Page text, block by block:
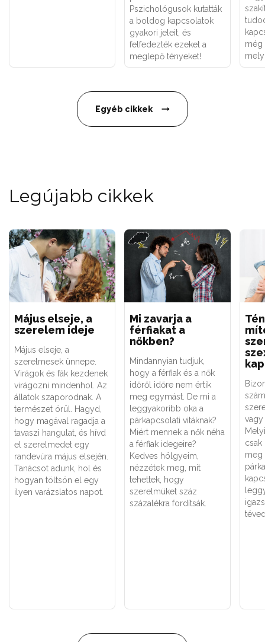
Pszichológusok kutatták
a boldog kapcsolatok
gyakori jeleit, és
felfedezték ezeket a
meglepő tényeket!
még
Egyéb cikkek
Legújabb cikkek
Május elseje, a
szerelem ideje
Május elseje, a
szerelmesek ünnepe.
Virágok és fák kezdenek
virágozni mindenhol. Az
állatok szaporodnak. A
természet örül. Hagyd,
hogy magával ragadja a
tavaszi hangulat, és hívd
el szerelmedet egy
randevúra május elsején.
Tanácsot adunk, hol és
hogyan töltsön el egy
ilyen varázslatos napot.
Mi zavarja a
férfiakat a
nőkben?
Mindannyian tudjuk,
hogy a férfiak és a nők
időről időre nem értik
meg egymást. De mi a
leggyakoribb oka a
párkapcsolati vitáknak?
Miért mennek a nők néha
a férfiak idegeire?
Kedves hölgyeim,
nézzétek meg, mit
tehettek, hogy
szerelmüket száz
százalékra fordítsák.
vagy
csak
meg